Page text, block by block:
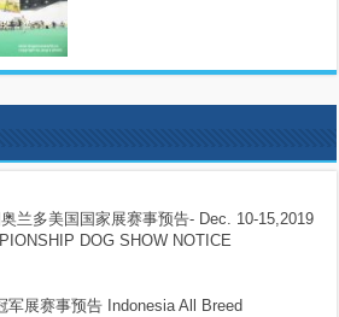
兰多美国国家展赛事预告- Dec. 10-15,2019
DOG SHOW NOTICE
军展赛事预告 Indonesia All Breed